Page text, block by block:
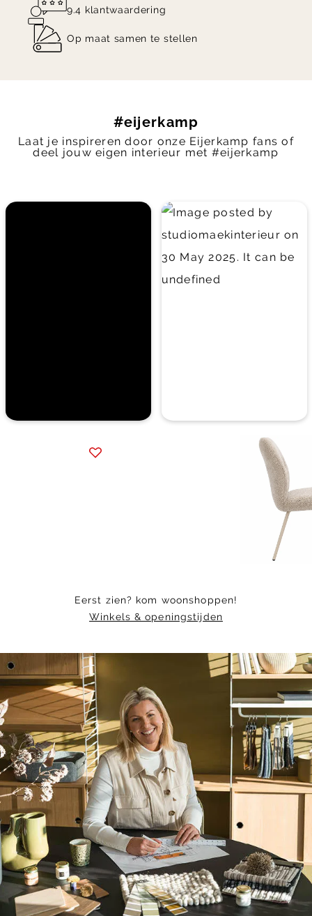
9.4 klantwaardering
Op maat samen te stellen
#eijerkamp
Laat je inspireren door onze Eijerkamp fans of
deel jouw eigen interieur met #eijerkamp
Eerst zien? kom woonshoppen!
Winkels & openingstijden